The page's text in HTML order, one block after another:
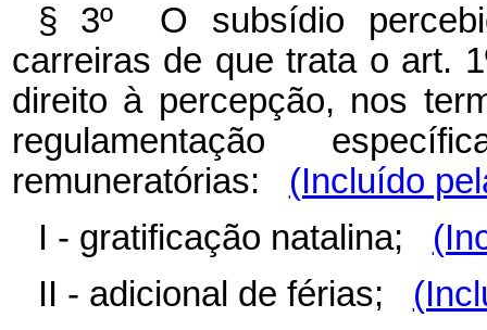
§ 3º O subsídio
carreiras de que trata o art.
direito à percepção, nos
regulamentação
remuneratórias: (Incluído
I - gratificação natalina;
II - adicional de férias;